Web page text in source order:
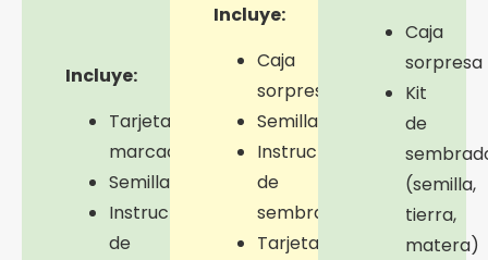
Incluye:
Tarjeta
marcada
Semilla
Instructivo
de
Incluye:
Caja
sorpresa
Semilla
Instructivo
de
sembrado
Tarjeta
Caja
sorpresa
Kit
de
(semilla,
tierra,
matera)